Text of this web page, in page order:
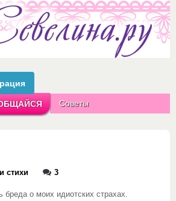
Советы
стихи 3
бреда о моих идиотских страхах.